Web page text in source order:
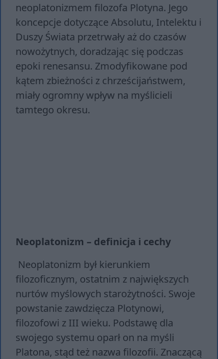
neoplatonizmem filozofa Plotyna. Jego
koncepcje dotyczące Absolutu, Intelektu i
Duszy Świata przetrwały aż do czasów
nowożytnych, doradzając się podczas
epoki renesansu. Zmodyfikowane pod
kątem zbieżności z chrześcijaństwem,
miały ogromny wpływ na myślicieli
tamtego okresu.
Neoplatonizm – definicja i cechy
Neoplatonizm był kierunkiem
filozoficznym, ostatnim z największych
nurtów myślowych starożytności. Swoje
powstanie zawdzięcza Plotynowi,
filozofowi z III wieku. Podstawę dla
swojego systemu oparł on na myśli
Platona, stąd też nazwa filozofii. Znaczącą